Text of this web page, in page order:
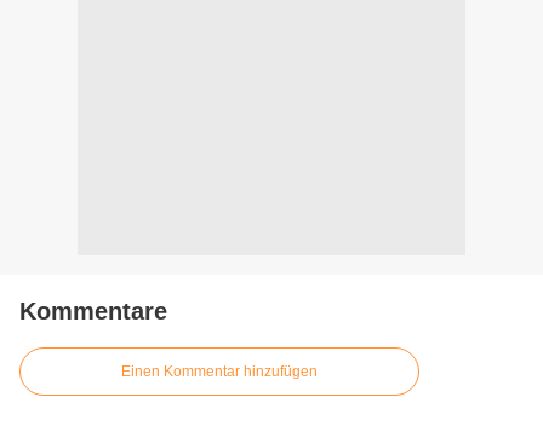
Kommentare
Einen Kommentar hinzufügen